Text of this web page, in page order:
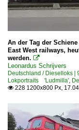
Thüringen
S-Bahnen und
S-Bahn
Sonstiges
Strecken |
140
An der Tag der
East West railways,
werden. 
Leonardus Schrijvers
Deutschland / Dieselloks
Lokportraits 'Ludmilla',
 228 1200x800 Px,